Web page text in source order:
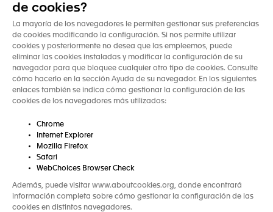
de cookies?
La mayoría de los navegadores le permiten gestionar sus preferencias
de cookies modificando la configuración. Si nos permite utilizar
cookies y posteriormente no desea que las empleemos, puede
eliminar las cookies instaladas y modificar la configuración de su
navegador para que bloquee cualquier otro tipo de cookies. Consulte
cómo hacerlo en la sección Ayuda de su navegador. En los siguientes
enlaces también se indica cómo gestionar la configuración de las
cookies de los navegadores más utilizados:
Chrome
Internet Explorer
Mozilla Firefox
Safari
WebChoices Browser Check
Además, puede visitar www.aboutcookies.org, donde encontrará
información completa sobre cómo gestionar la configuración de las
cookies en distintos navegadores.